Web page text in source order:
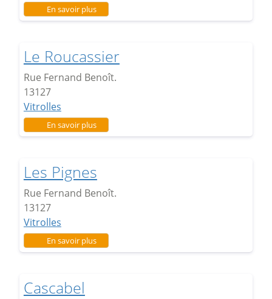
En savoir plussur Bleu nature
Le Roucassier
Rue Fernand Benoît.
13127
Vitrolles
En savoir plussur Le Roucassier
Les Pignes
Rue Fernand Benoît.
13127
Vitrolles
En savoir plussur Les Pignes
Cascabel